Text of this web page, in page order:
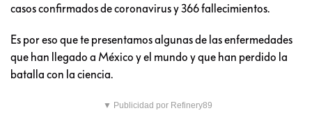
casos confirmados de coronavirus y 366 fallecimientos.
Es por eso que te presentamos algunas de las enfermedades
que han llegado a México y el mundo y que han perdido la
batalla con la ciencia.
▼ Publicidad por Refinery89